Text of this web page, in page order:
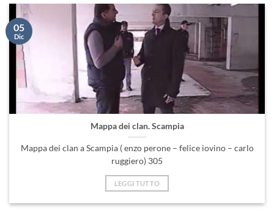
Mappa dei clan. Scampia
Mappa dei clan a Scampia ( enzo perone – felice iovino – carlo
ruggiero) 305
LEGGI TUTTO
05
Dic